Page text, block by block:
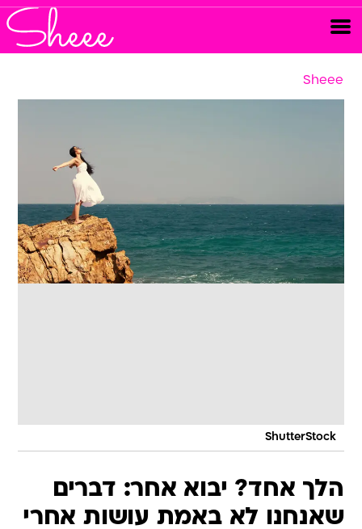
Sheee
ShutterStock
הלך אחד? יבוא אחר: דברים
שאנחנו לא באמת עושות אחרי